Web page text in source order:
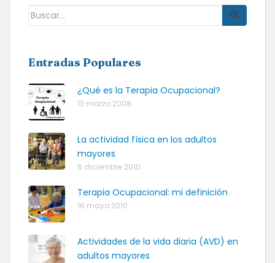
Buscar:
Entradas Populares
¿Qué es la Terapia Ocupacional?
13 marzo 2008
La actividad física en los adultos
mayores
6 diciembre 2010
Terapia Ocupacional: mi definición
16 mayo 2010
Actividades de la vida diaria (AVD) en
adultos mayores